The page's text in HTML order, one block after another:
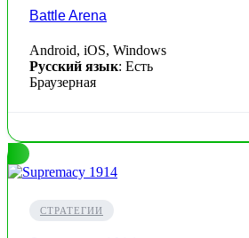
Battle Arena
Android, iOS, Windows
Русский язык: Есть
Браузерная
СТРАТЕГИИ